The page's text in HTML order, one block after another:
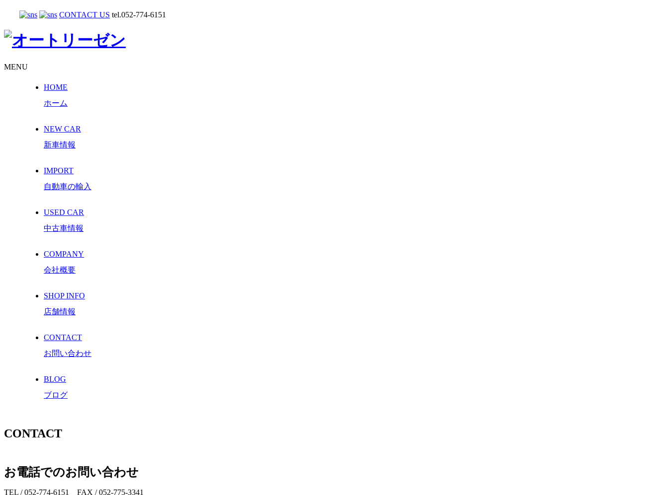
CONTACT US tel.052-774-6151
MENU
HOME
ホーム
NEW CAR
新車情報
IMPORT
自動車の輸入
USED CAR
中古車情報
COMPANY
会社概要
SHOP INFO
店舗情報
CONTACT
お問い合わせ
BLOG
ブログ
CONTACT
お電話でのお問い合わせ
TEL / 052-774-6151 FAX / 052-775-3341